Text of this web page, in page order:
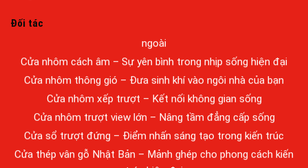
Đối tác
Cửa nhôm cách âm – Sự yên bình trong nhịp sống hiện đại
Cửa nhôm thông gió – Đưa sinh khí vào ngôi nhà của bạn
Cửa nhôm xếp trượt – Kết nối không gian sống
Cửa nhôm trượt view lớn – Nâng tầm đẳng cấp sống
Cửa sổ trượt đứng – Điểm nhấn sáng tạo trong kiến trúc
Cửa thép vân gỗ Nhật Bản – Mảnh ghép cho phong cách kiến
trúc hiện đại